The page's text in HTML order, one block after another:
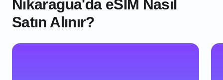
Nikaragua'da eSIM Nasıl
Satın Alınır?